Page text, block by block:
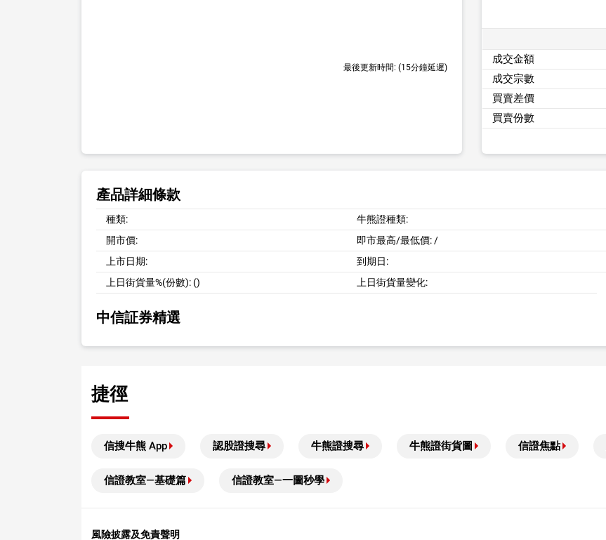
最後更新時間: (15分鐘延遲)
成交金額
成交宗數
買賣差價
買賣份數
產品詳細條款
種類: 牛熊證種類:
開市價:
即市最高/最低價: /
上市日期:
到期日:
上日街貨量%(份數): () 上日街貨量變化:
中信証券精選
捷徑
信搜牛熊 App 認股證搜尋 牛熊證搜尋 牛熊證街貨圖 信證焦點
信證教室—基礎篇 信證教室—一圖秒學
風險披露及免責聲明